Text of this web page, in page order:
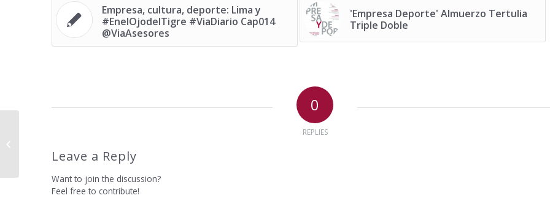
Empresa, cultura, deporte: Lima y
#EnelOjodelTigre #ViaDiario Cap014
@ViaAsesores
'Empresa Deporte' Almuerzo Tertulia
Triple Doble
0
REPLIES
Leave a Reply
Want to join the discussion?
Feel free to contribute!